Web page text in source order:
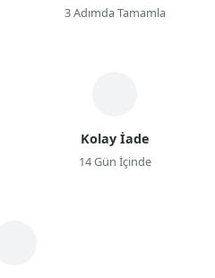
3 Adımda Tamamla
Kolay İade
14 Gün İçinde